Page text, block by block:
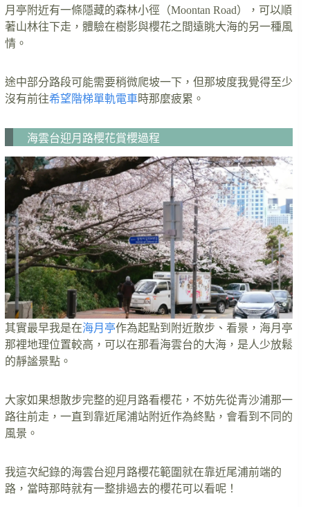
月亭附近有一條隱藏的森林小徑（Moontan Road），可以順
著山林往下走，體驗在樹影與櫻花之間遠眺大海的另一種風
情。
途中部分路段可能需要稍微爬坡一下，但那坡度我覺得至少
沒有前往希望階梯單軌電車時那麼疲累。
海雲台迎月路櫻花賞櫻過程
其實最早我是在海月亭作為起點到附近散步、看景，海月亭
那裡地理位置較高，可以在那看海雲台的大海，是人少放鬆
的靜謐景點。
大家如果想散步完整的迎月路看櫻花，不妨先從青沙浦那一
路往前走，一直到靠近尾浦站附近作為終點，會看到不同的
風景。
我這次紀錄的海雲台迎月路櫻花範圍就在靠近尾浦前端的
路，當時那時就有一整排過去的櫻花可以看呢！